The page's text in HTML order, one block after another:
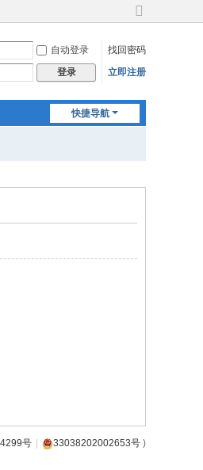
切
到
宽
自动登录
找回密码
登录 立即注册
快捷导航
号 | 33038202002653号 )